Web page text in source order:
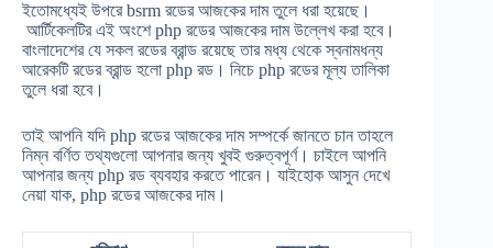
ইতোমধ্যেই উপরে bsrm রডের আজকের দাম তুলে ধরা হয়েছে।
আর্টিকেলটির এই অংশে php রডের আজকের দাম উল্লেখ করা হবে।
বাংলাদেশের যে সকল রডের ব্রান্ড রয়েছে তার মধ্য থেকে স্বনামধন্য
আরেকটি রডের ব্রান্ড হলো php রড। নিচে php রডের মূল্য তালিকা
তুলে ধরা হবে।
তাই আপনি যদি php রডের আজকের দাম সম্পর্কে জানতে চান তাহলে
নিম্ন বর্ণিত তথ্যগুলো আপনার জন্য খুবই গুরুত্বপূর্ণ। চাইলে আপনি
আপনার জন্য php রড ব্যবহার করতে পারেন। যাইহোক আসুন দেখে
নেয়া যাক, php রডের আজকের দাম।